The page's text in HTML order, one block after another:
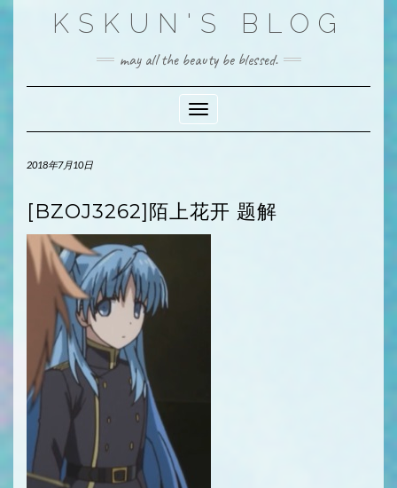
Skip
KSKUN'S BLOG
may all the beauty be blessed.
Toggle Navigation
2018年7月10日
[BZOJ3262]陌上花开 题解